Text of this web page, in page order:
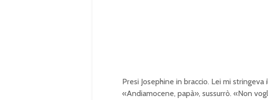
Presi Josephine in braccio. Lei mi
«Andiamocene, papà», sussurrò. «Non